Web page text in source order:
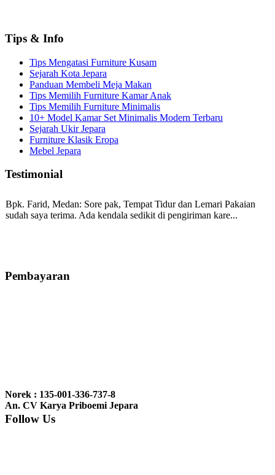
Tips & Info
Tips Mengatasi Furniture Kusam
Sejarah Kota Jepara
Panduan Membeli Meja Makan
Tips Memilih Furniture Kamar Anak
Tips Memilih Furniture Minimalis
10+ Model Kamar Set Minimalis Modern Terbaru
Sejarah Ukir Jepara
Furniture Klasik Eropa
Mebel Jepara
Testimonial
Bpk. Farid, Medan: Sore pak, Tempat Tidur dan Lemari Pakaian
sudah saya terima. Ada kendala sedikit di pengiriman kare...
bale2 dan kursi teras saya sudah saya terima dan p...
nyesel deh beli geby...
Pembayaran
Norek : 135-001-336-737-8
An. CV Karya Priboemi Jepara
Follow Us